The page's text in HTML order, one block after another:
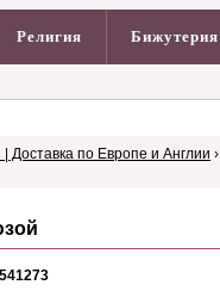
Религия Бижутерия
Доставка по Европе и Англии ›